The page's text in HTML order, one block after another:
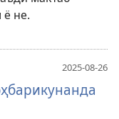
не.
2025-08-26